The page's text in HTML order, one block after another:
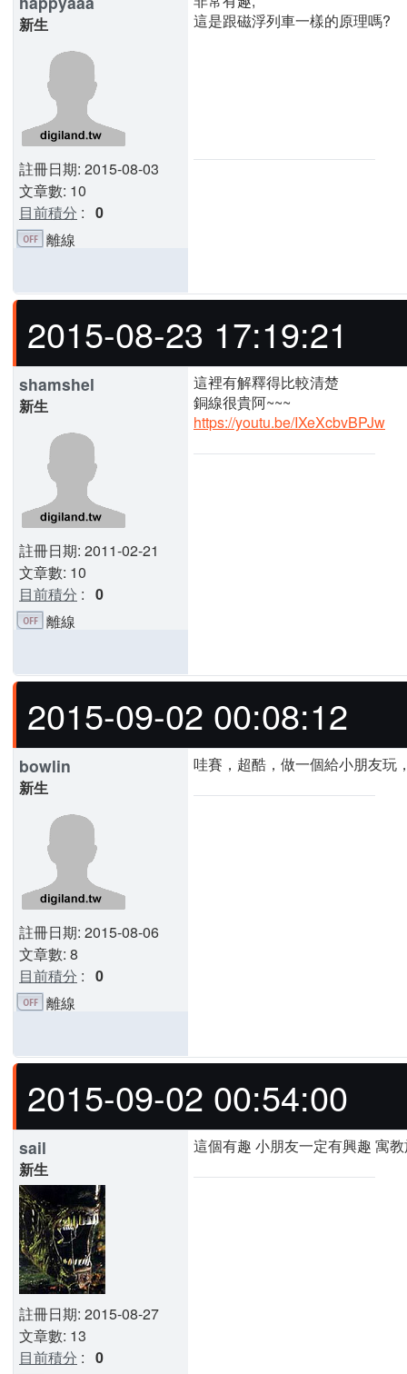
新生
註冊日期: 2015-08-03
文章數: 10
目前積分 : 0
這是跟磁浮列車一樣的原理嗎?
離線
2015-08-23 17:19:21
shamshel
新生
註冊日期: 2011-02-21
文章數: 10
目前積分 : 0
這裡有解釋得比較清楚
銅線很貴阿~~~
https://youtu.be/IXeXcbvBPJw
離線
2015-09-02 00:08:12
bowlin
新生
註冊日期: 2015-08-06
文章數: 8
目前積分 : 0
哇賽，超酷，做一個給小朋友玩
離線
2015-09-02 00:54:00
sail
新生
註冊日期: 2015-08-27
文章數: 13
目前積分 : 0
這個有趣 小朋友一定有興趣 寓